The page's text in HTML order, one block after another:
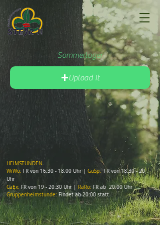
Sommerlager
Upload It
HEIMSTUNDEN
WiWö: FR von 16:30 - 18:00 Uhr | GuSp:FR von 18:30 - 20
Uhr
CaEx: FR von 19 - 20:30 Uhr | RaRo: FR ab 20:00 Uhr
Gruppenheimstunde: Findet ab 20:00 statt